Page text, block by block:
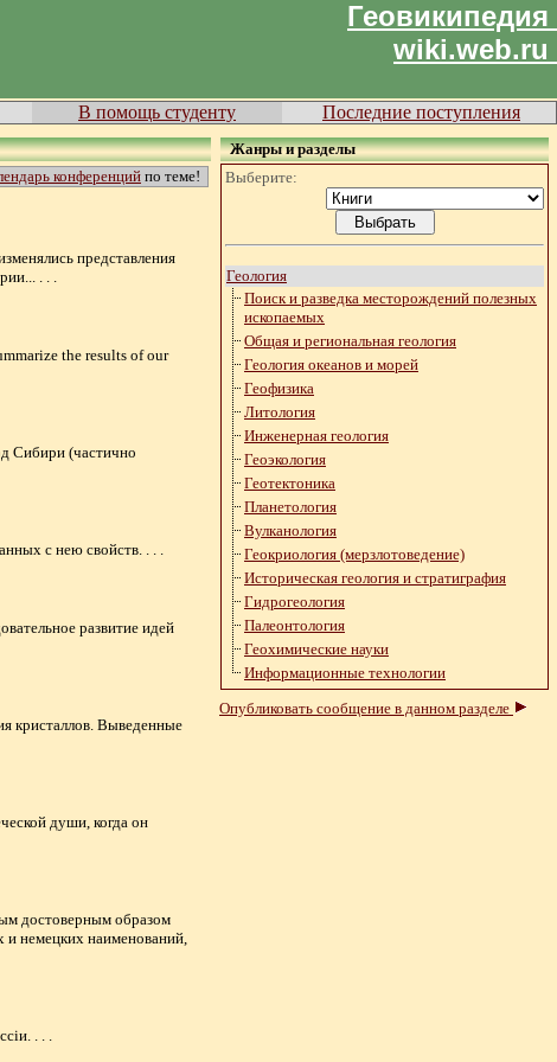
Геовикипедия
wiki.web.ru
В помощь студенту Последние поступления
конференцийпо теме!
представления
. . .
the results of our
Сибири (частично
с нею свойств. . . .
развитие идей
кристаллов. Выведенные
души, когда он
достоверным образом
и немецких наименований,
. . .
Жанры и разделы
Выберите:
Геология
Поиск и разведка месторождений полезных
ископаемых
Общая и региональная геология
Геология океанов и морей
Геофизика
Литология
Инженерная геология
Геоэкология
Геотектоника
Планетология
Вулканология
Геокриология (мерзлотоведение)
Историческая геология и стратиграфия
Гидрогеология
Палеонтология
Геохимические науки
Информационные технологии
Опубликовать сообщение в данном разделе